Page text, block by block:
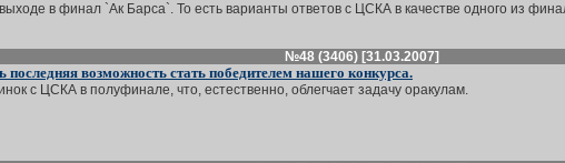
в финал `Ак Барса`. То есть варианты ответов с ЦСКА в качестве одного из
№48 (3406) [31.03.2007]
возможность стать победителем нашего конкурса.
с ЦСКА в полуфинале, что, естественно, облегчает задачу оракулам.